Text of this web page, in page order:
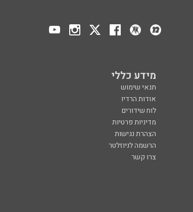
מידע כללי
תנאי שימוש
אודות הרדיו
לוח שידורים
מדיניות פרטיות
הצהרת נגישות
הרשמה לניוזלטר
צרו קשר